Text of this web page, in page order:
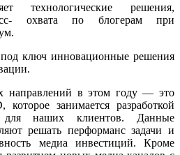
технологические решения,
охвата по блогерам при
под ключ инновационные решения
направлений в этом году — это
которое занимается разработкой
для наших клиентов. Данные
решать перформанс задачи и
медиа инвестиций. Кроме